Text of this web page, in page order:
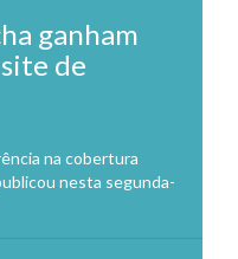
ganham
de
na cobertura
nesta segunda-